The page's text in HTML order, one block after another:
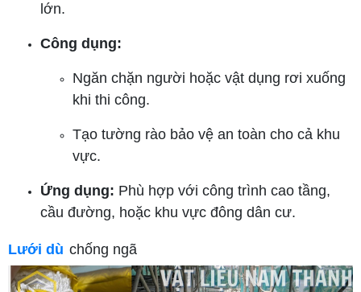
lớn.
Công dụng:
Ngăn chặn người hoặc vật dụng rơi xuống
khi thi công.
Tạo tường rào bảo vệ an toàn cho cả khu
vực.
Ứng dụng: Phù hợp với công trình cao tầng,
cầu đường, hoặc khu vực đông dân cư.
Lưới dù chống ngã